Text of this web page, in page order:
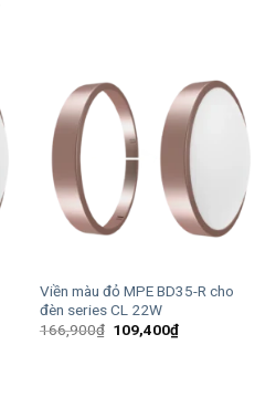
Viền màu đỏ MPE BD35-R cho
đèn series CL 22W
166,900₫ Giá
109,400₫Giá
hiện